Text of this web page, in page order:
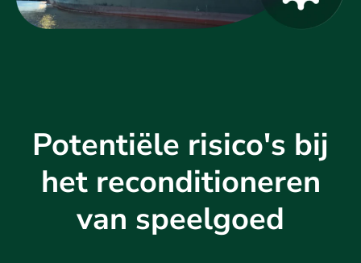
Potentiële risico's bij
het reconditioneren
van speelgoed